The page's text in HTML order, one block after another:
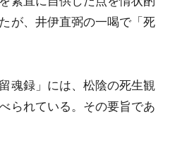
が、井伊直弼の一喝で「死
魂録」には、松陰の死生観
られている。その要旨であ